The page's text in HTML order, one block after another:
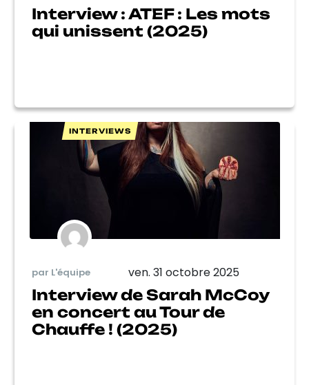
Interview : ATEF : Les mots
qui unissent (2025)
INTERVIEWS
par L'équipe ven. 31 octobre 2025
Interview de Sarah McCoy
en concert au Tour de
Chauffe ! (2025)